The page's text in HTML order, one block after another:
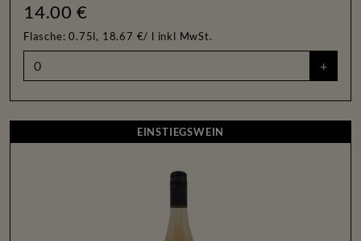
14.00 €
Flasche: 0.75l, 18.67 €/ l inkl MwSt.
+
EINSTIEGSWEIN